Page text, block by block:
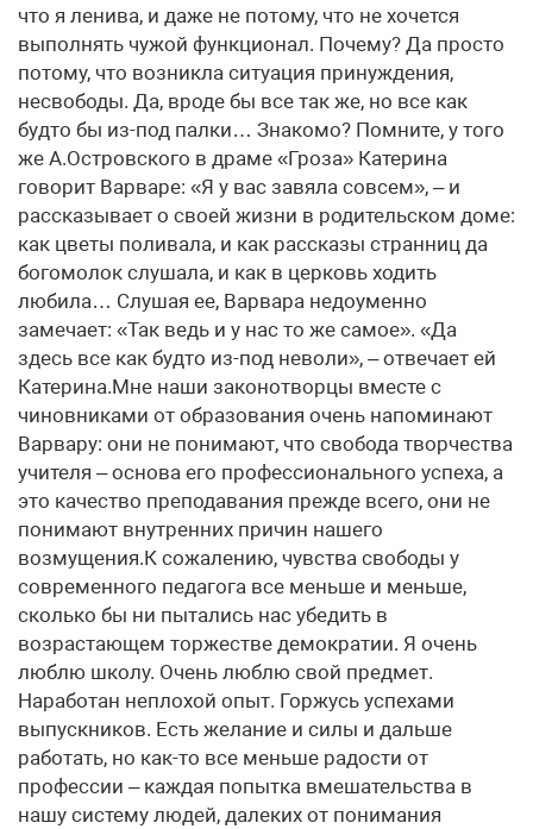
что я ленива, и даже не потому, что не хочется
выполнять чужой функционал. Почему? Да просто
потому, что возникла ситуация принуждения,
несвободы. Да, вроде бы все так же, но все как
будто бы из-под палки… Знакомо? Помните, у того
же А.Островского в драме «Гроза» Катерина
говорит Варваре: «Я у вас завяла совсем», – и
рассказывает о своей жизни в родительском доме:
как цветы поливала, и как рассказы странниц да
богомолок слушала, и как в церковь ходить
любила… Слушая ее, Варвара недоуменно
замечает: «Так ведь и у нас то же самое». «Да
здесь все как будто из-под неволи», – отвечает ей
Катерина.Мне наши законотворцы вместе с
чиновниками от образования очень напоминают
Варвару: они не понимают, что свобода творчества
учителя – основа его профессионального успеха, а
это качество преподавания прежде всего, они не
понимают внутренних причин нашего
возмущения.К сожалению, чувства свободы у
современного педагога все меньше и меньше,
сколько бы ни пытались нас убедить в
возрастающем торжестве демократии. Я очень
люблю школу. Очень люблю свой предмет.
Наработан неплохой опыт. Горжусь успехами
выпускников. Есть желание и силы и дальше
работать, но как-то все меньше радости от
профессии – каждая попытка вмешательства в
нашу систему людей, далеких от понимания